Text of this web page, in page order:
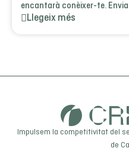
encantarà conèixer-te.
Llegeix més
Impulsem la competitivitat del
de